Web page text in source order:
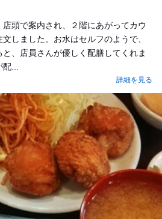
頭で案内され、２階にあがってカウ
しました。お水はセルフのようで、
、店員さんが優しく配膳してくれま
...
詳細を見る